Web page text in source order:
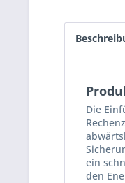
Die
ein
den